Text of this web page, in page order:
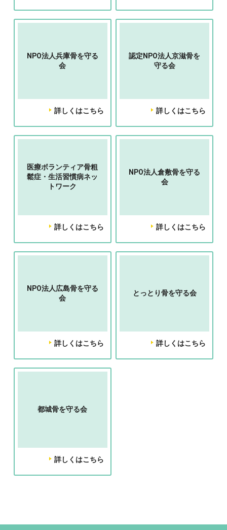
NPO法人兵庫骨を守る
会
詳しくはこちら
認定NPO法人京滋骨を
守る会
詳しくはこちら
医療ボランティア骨粗
鬆症・生活習慣病ネッ
トワーク
詳しくはこちら
NPO法人倉敷骨を守る
会
詳しくはこちら
NPO法人広島骨を守る
会
詳しくはこちら
とっとり骨を守る会
詳しくはこちら
都城骨を守る会
詳しくはこちら